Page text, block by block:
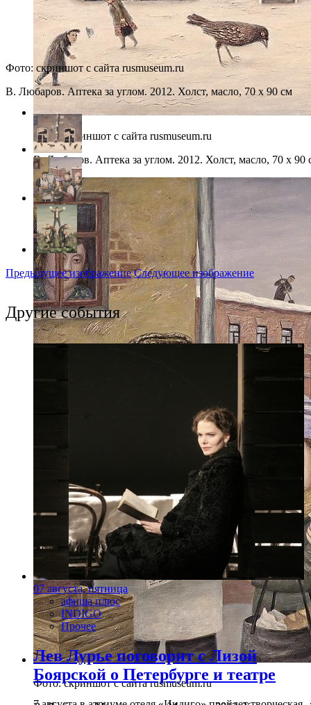
Фото: скриншот с сайта rusmuseum.ru
В. Любаров. Аптека за углом. 2012. Холст, масло, 70 х 90
Фото: скриншот с сайта rusmuseum.ru
Фото: скриншот с сайта rusmuseum.ru
В. Любаров. Аптека за углом. 2012. Холст, масло, 70 х 90 см
Предыдущее изображение Следующее изображение
Другие события
07 августа, пятница
афиша плюс
INDIGO
Прочее
Лев Лурье поговорит с Лизой
Боярской о Петербурге и театре